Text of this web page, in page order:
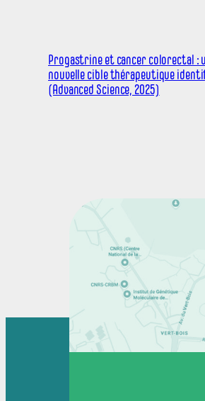
Progastrine et cancer colorectal :
nouvelle cible thérapeutique
(Advanced Science, 2025)